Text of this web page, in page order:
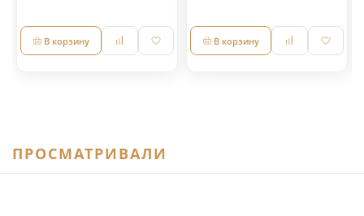
В корзину В корзину
ПРОСМАТРИВАЛИ